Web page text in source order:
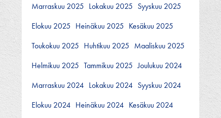
Marraskuu 2025 Lokakuu 2025 Syyskuu 2025
Elokuu 2025 Heinäkuu 2025 Kesäkuu 2025
Toukokuu 2025 Huhtikuu 2025 Maaliskuu 2025
Helmikuu 2025 Tammikuu 2025 Joulukuu 2024
Marraskuu 2024 Lokakuu 2024 Syyskuu 2024
Elokuu 2024 Heinäkuu 2024 Kesäkuu 2024